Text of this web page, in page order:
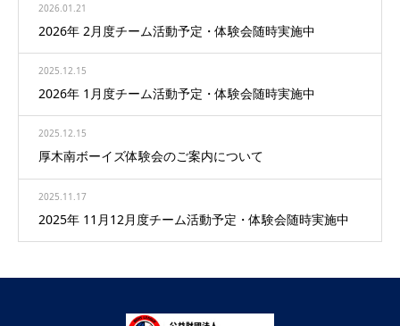
2026.01.21
2026年 2月度チーム活動予定・体験会随時実施中
2025.12.15
2026年 1月度チーム活動予定・体験会随時実施中
2025.12.15
厚木南ボーイズ体験会のご案内について
2025.11.17
2025年 11月12月度チーム活動予定・体験会随時実施中